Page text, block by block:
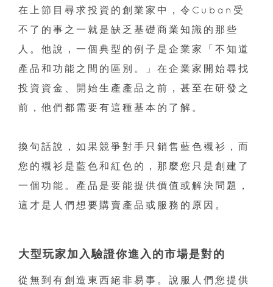
在上節目尋求投資的創業家中，令Cuban受
不了的事之一就是缺乏基礎商業知識的那些
人。他說，一個典型的例子是企業家「不知道
產品和功能之間的區別。」在企業家開始尋找
投資資金、開始生產產品之前，甚至在研發之
前，他們都需要有這種基本的了解。
換句話說，如果競爭對手只銷售藍色襯衫，而
您的襯衫是藍色和紅色的，那麼您只是創建了
一個功能。產品是要能提供價值或解決問題，
這才是人們想要購賣產品或服務的原因。
大型玩家加入驗證你進入的市場是對的
從無到有創造東西絕非易事。說服人們您提供